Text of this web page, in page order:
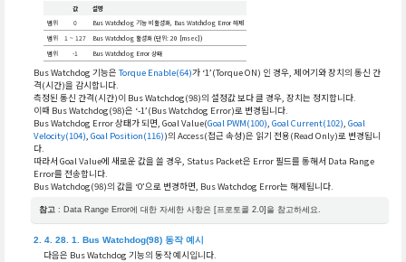
값
설명
범위
0
Bus Watchdog 기능 비활성화, Bus Watchdog Error 해제
범위
1 ~ 127
Bus Watchdog 활성화 (단위: 20 [msec])
범위
-1 Bus Watchdog Error 상태
Bus Watchdog 기능은 Torque Enable(64)가 ‘1’(Torque ON) 인 경우, 제어기와 장치의 통신 간
격(시간)을 감시합니다.
측정된 통신 간격(시간)이 Bus Watchdog(98)의 설정값 보다 클 경우, 장치는 정지합니다.
이때 Bus Watchdog(98)은 ‘-1’(Bus Watchdog Error)로 변경됩니다.
Bus Watchdog Error 상태가 되면, Goal Value(Goal PWM(100), Goal Current(102), Goal
Velocity(104), Goal Position(116))의 Access(접근 속성)은 읽기 전용(Read Only)로 변경됩니
다.
따라서 Goal Value에 새로운 값을 쓸 경우, Status Packet은 Error 필드를 통해서 Data Range
Error를 전송합니다.
Bus Watchdog(98)의 값을 ‘0’으로 변경하면, Bus Watchdog Error는 해제됩니다.
참고 : Data Range Error에 대한 자세한 사항은 [프로토콜 2.0]을 참고하세요.
Bus Watchdog(98) 동작 예시
다음은 Bus Watchdog 기능의 동작 예시입니다.